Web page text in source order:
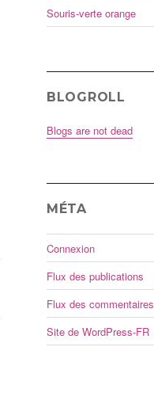
Souris-verte orange
BLOGROLL
Blogs are not dead
MÉTA
Connexion
Flux des publications
Flux des commentaires
Site de WordPress-FR